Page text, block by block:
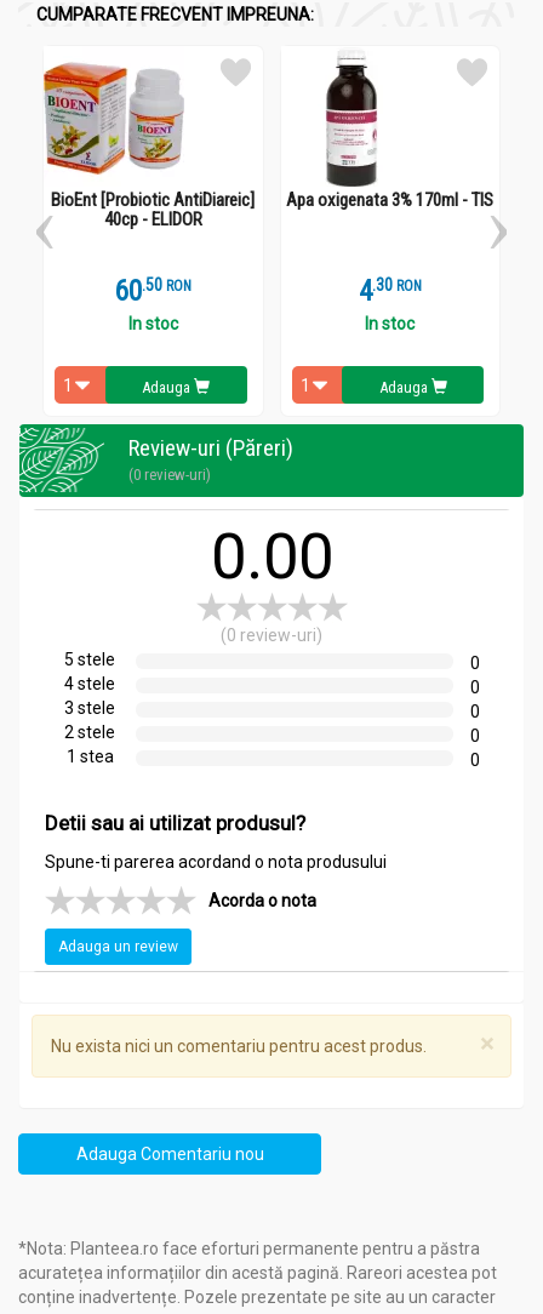
Carbichol 30cps - BIOFARM
Indicatii:
Carbichol este o combinatie de uleiuri volatile.
Carbichol este indicat in:
-tulburari digestive cauzate de functionarea defectuoasa a
bilei ("fierea")
-dischinezii biliare
-colescistopatii acute si cronice
Administrare
2-3 comprimate/ zi, la nevoie
CUMPARATE FRECVENT IMPREUNA:
BioEnt [Probiotic AntiDiareic]
40cp - ELIDOR
60.5 RON
In stoc
Adauga
Apa oxigenata 3% 170ml - TIS
4.3 RON
In stoc
Adauga
Review-uri (Păreri)
(0 review-uri)
0.00
(0 review-uri)
5 stele
0
4 stele
0
3 stele
0
2 stele
0
1 stea
0
Detii sau ai utilizat produsul?
Spune-ti parerea acordand o nota produsului
Acorda o nota
Adauga un review
×
Nu exista nici un comentariu pentru acest produs.
Adauga Comentariu nou
*Nota: Planteea.ro face eforturi permanente pentru a păstra
acuratețea informațiilor din acestă pagină. Rareori acestea pot
conține inadvertențe. Pozele prezentate pe site au un caracter